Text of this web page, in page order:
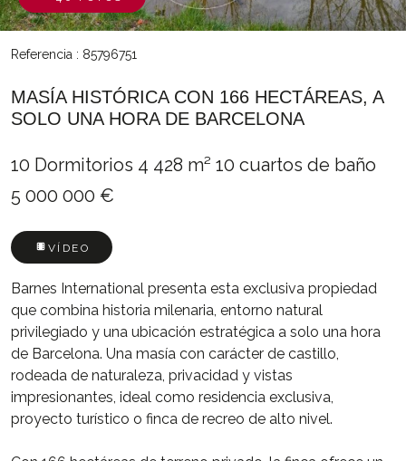
Referencia : 85796751
MASÍA HISTÓRICA CON 166 HECTÁREAS, A
SOLO UNA HORA DE BARCELONA
10 Dormitorios 4 428 m² 10 cuartos de baño
5 000 000 €
VÍDEO
Barnes International presenta esta exclusiva propiedad
que combina historia milenaria, entorno natural
privilegiado y una ubicación estratégica a solo una hora
de Barcelona. Una masía con carácter de castillo,
rodeada de naturaleza, privacidad y vistas
impresionantes, ideal como residencia exclusiva,
proyecto turístico o finca de recreo de alto nivel.